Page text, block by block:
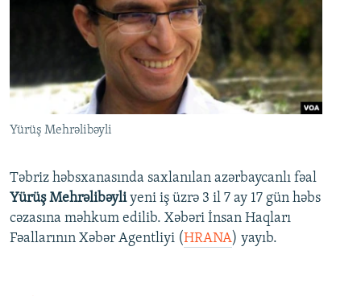
Yürüş Mehrəlibəyli
Təbriz həbsxanasında saxlanılan azərbaycanlı fəal
Yürüş Mehrəlibəyliyeni iş üzrə 3 il 7 ay 17 gün həbs
cəzasına məhkum edilib. Xəbəri İnsan Haqları
Fəallarının Xəbər Agentliyi (HRANA) yayıb.